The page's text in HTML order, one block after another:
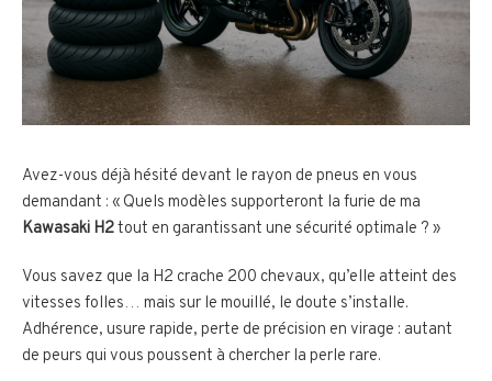
Avez-vous déjà hésité devant le rayon de pneus en vous
demandant : « Quels modèles supporteront la furie de ma
Kawasaki H2tout en garantissant une sécurité optimale ? »
Vous savez que la H2 crache 200 chevaux, qu’elle atteint des
vitesses folles… mais sur le mouillé, le doute s’installe.
Adhérence, usure rapide, perte de précision en virage : autant
de peurs qui vous poussent à chercher la perle rare.